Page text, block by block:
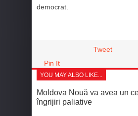
democrat.
Tweet
Pin It
YOU MAY ALSO LIKE...
Moldova Nouă va avea un
îngrijiri paliative